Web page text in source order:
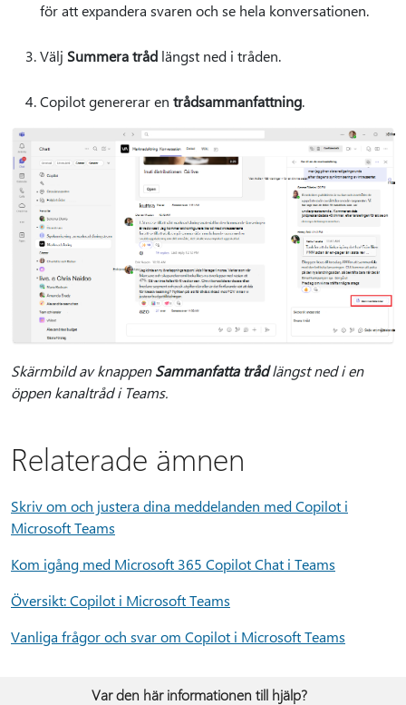
för att expandera svaren och se hela konversationen.
Välj Summera tråd längst ned i tråden.
Copilot genererar en trådsammanfattning.
Skärmbild av knappenSammanfatta trådlängst ned i en
öppen kanaltråd i Teams.
Relaterade ämnen
Skriv om och justera dina meddelanden med Copilot i
Microsoft Teams
Kom igång med Microsoft 365 Copilot Chat i Teams
Översikt: Copilot i Microsoft Teams
Vanliga frågor och svar om Copilot i Microsoft Teams
Var den här informationen till hjälp?